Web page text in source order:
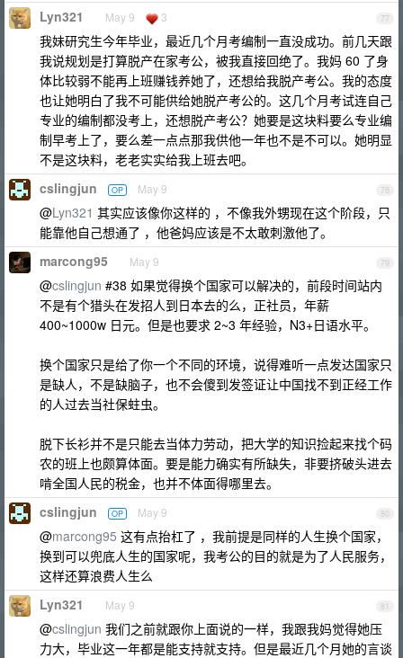
77
Lyn321 May 9 3
我妹研究生今年毕业，最近几个月考编制一直没成功。前几天跟
我说规划是打算脱产在家考公，被我直接回绝了。我妈 60 了身
体比较弱不能再上班赚钱养她了，还想给我脱产考公。我的态度
也让她明白了我不可能供给她脱产考公的。这几个月考试连自己
专业的编制都没考上，还想脱产考公？她要是这块料要么专业编
制早考上了，要么差一点点那我供他一年也不是不可以。她明显
不是这块料，老老实实给我上班去吧。
78
cslingjun OP May 9
@Lyn321 其实应该像你这样的 ，不像我外甥现在这个阶段，只
能靠他自己想通了 ，他爸妈应该是不太敢刺激他了。
79
marcong95 May 9
@cslingjun #38 如果觉得换个国家可以解决的，前段时间站内
不是有个猎头在发招人到日本去的么，正社员，年薪
400~1000w 日元。但是也要求 2~3 年经验，N3+日语水平。
换个国家只是给了你一个不同的环境，说得难听一点发达国家只
是缺人，不是缺脑子，也不会傻到发签证让中国找不到正经工作
的人过去当社保蛀虫。
脱下长衫并不是只能去当体力劳动，把大学的知识捡起来找个码
农的班上也颇算体面。要是能力确实有所缺失，非要挤破头进去
啃全国人民的税金，也并不体面得哪里去。
80
cslingjun OP May 9
@marcong95 这有点抬杠了 ，我前提是同样的人生换个国家，
换到可以兜底人生的国家呢，我考公的目的就是为了人民服务，
这样还算浪费人生么
81
Lyn321 May 9
@cslingjun 我们之前就跟你上面说的一样，我跟我妈觉得她压
力大，毕业这一年都是能支持就支持。但是最近几个月她的言谈